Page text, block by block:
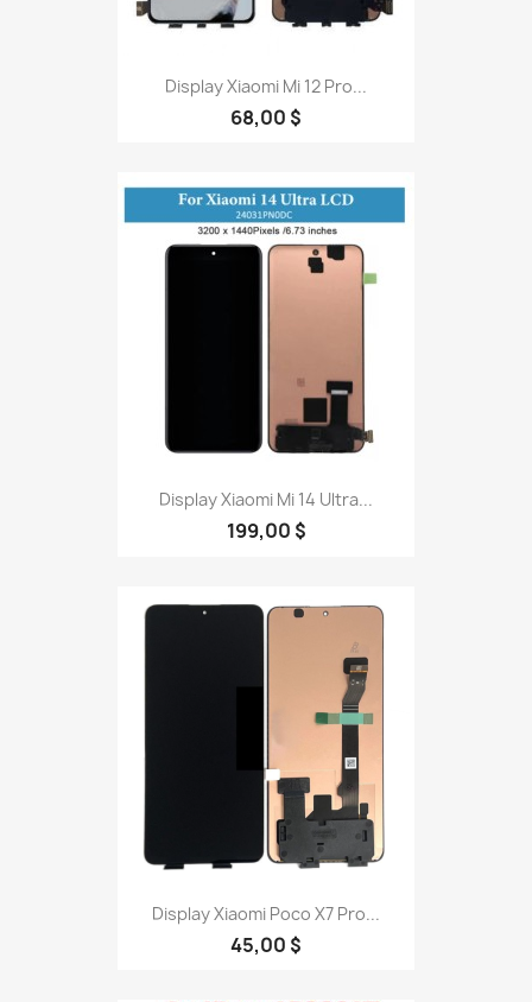
Display Xiaomi Mi 12 Pro...
68,00 $
Display Xiaomi Mi 14 Ultra...
199,00 $
Display Xiaomi Poco X7 Pro...
45,00 $